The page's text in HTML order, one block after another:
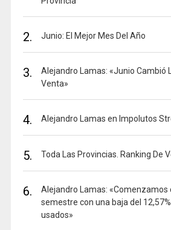
2. Junio: El Mejor Mes Del Año
3.
Alejandro Lamas: «Junio Cambió
Venta»
4. Alejandro Lamas en Impolutos
5. Toda Las Provincias. Ranking De
6.
Alejandro Lamas: «Comenzamos
semestre con una baja del
usados»